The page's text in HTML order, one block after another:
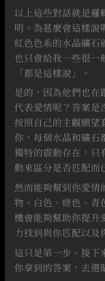
以上這些對話就是邏
明。為甚麼會這樣說
紅色色系的水晶礦石
也只會給我一些很一
「都是這樣說」。
是的，因為他們也在
代表愛情呢？答案是
按照自己的主觀願望
你，每個水晶和礦石
獨特的震動存在，只
動來區分是否匹配而
然而能夠幫到你愛情
物。白色、綠色、青
機會能夠幫助你提升
力找到與你匹配以及
這只是第一步。接下
你拿到的答案，去選